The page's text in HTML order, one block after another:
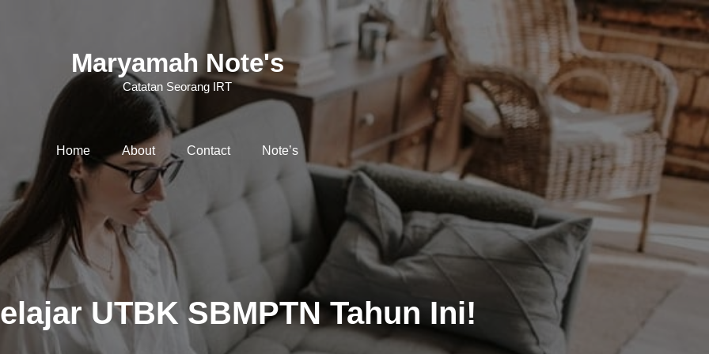
Maryamah Note's
Catatan Seorang IRT
Home About Contact Note’s
UTBK SBMPTN Tahun Ini!